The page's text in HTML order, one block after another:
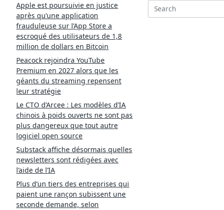
Apple est poursuivie en justice
après qu’une application
frauduleuse sur l’App Store a
escroqué des utilisateurs de 1,8
million de dollars en Bitcoin
Peacock rejoindra YouTube
Premium en 2027 alors que les
géants du streaming repensent
leur stratégie
Le CTO d’Arcee : Les modèles d’IA
chinois à poids ouverts ne sont pas
plus dangereux que tout autre
logiciel open source
Substack affiche désormais quelles
newsletters sont rédigées avec
l’aide de l’IA
Plus d’un tiers des entreprises qui
paient une rançon subissent une
seconde demande, selon
Search